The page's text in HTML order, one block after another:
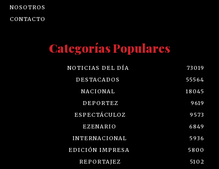
NOSOTROS
CONTACTO
Categorías Populares
NOTICIAS DEL DÍA
73019
DESTACADOS
55564
NACIONAL
18045
DEPORTEZ
9619
ESPECTÁCULOZ
9573
EZENARIO
6849
INTERNACIONAL
5936
EDICIÓN IMPRESA
5800
REPORTAJEZ
5102